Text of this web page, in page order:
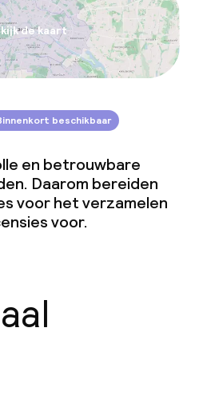
de kaart
beschikbaar
en betrouwbare
Daarom bereiden
voor het verzamelen
voor.